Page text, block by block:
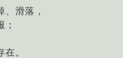
滑落，
。